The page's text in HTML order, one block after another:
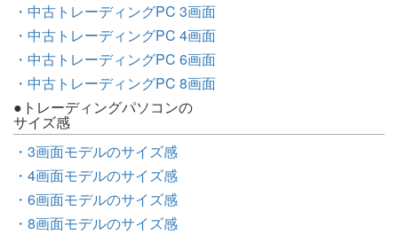
・中古トレーディングPC 3画面
・中古トレーディングPC 4画面
・中古トレーディングPC 6画面
・中古トレーディングPC 8画面
●トレーディングパソコンの
サイズ感
・3画面モデルのサイズ感
・4画面モデルのサイズ感
・6画面モデルのサイズ感
・8画面モデルのサイズ感